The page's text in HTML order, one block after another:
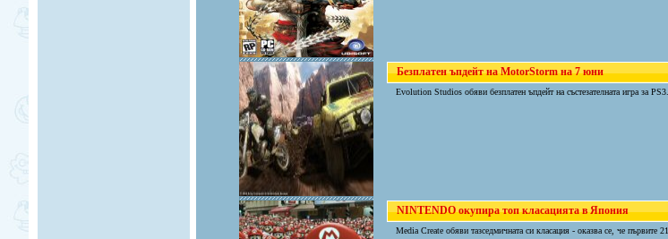
Безплатен ъпдейт на MotorStorm на 7 юни
Evolution Studios обяви безплатен ъпдейт на състезателната игра за PS3.
NINTENDO окупира топ класацията в Япония
Media Create обяви тазседмичната си класация - оказва се, че първите 21